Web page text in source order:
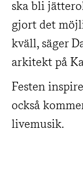
ska bli
gjort det
kväll, säger
arkitekt på
Festen
också
livemusik.